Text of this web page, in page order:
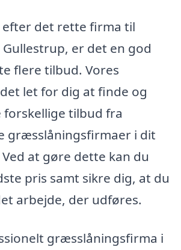
efter det rette firma til
er det en god
flere tilbud. Vores
let for dig at finde og
forskellige tilbud fra
græsslåningsfirmaer i dit
at gøre dette kan du
pris samt sikre dig, at du
arbejde, der udføres.
græsslåningsfirma i